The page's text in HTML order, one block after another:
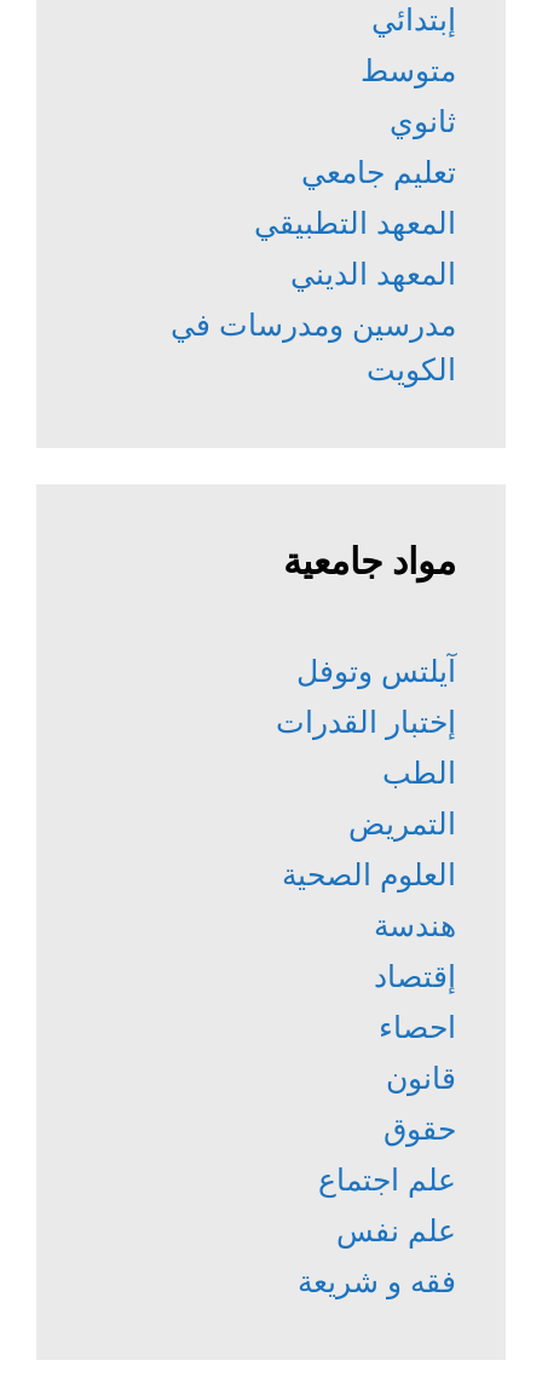
إبتدائي
متوسط
ثانوي
تعليم جامعي
المعهد التطبيقي
المعهد الديني
مدرسين ومدرسات في
الكويت
مواد جامعية
آيلتس وتوفل
إختبار القدرات
الطب
التمريض
العلوم الصحية
هندسة
إقتصاد
احصاء
قانون
حقوق
علم اجتماع
علم نفس
فقه و شريعة